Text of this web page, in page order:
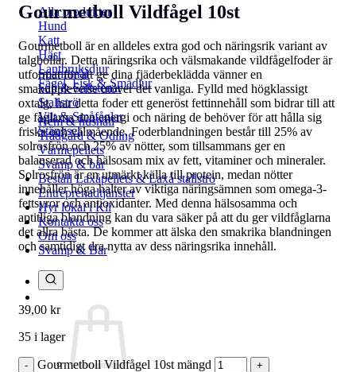
Alla produkter
Hund
Katt
Häst
Lantbruksdjur
Fågel, Fisk & Smådjur
Spannmål
Salt & Saltstenar
Stallströ
Vilt & Småfåglar
Stängsel
Hem & hushåll
Trädgård & Odling
Värmepellets
Svamp & bär
Beställ Laxåpellets & Laxå stallströ
Entreprenadtjänster
Hyr lokal i Kil
Kontakta oss
Om oss
Svamp & Bär
Gourmetboll Vildfågel 10st
Gourmetboll är en alldeles extra god och näringsrik variant av
talgbollar. Detta näringsrika och välsmakande vildfågelfoder är
utformat för att ge dina fjäderbeklädda vänner en
smakupplevelse utöver det vanliga. Fylld med högklassigt
oxtalg, har detta foder ett generöst fettinnehåll som bidrar till att
ge fåglarna den energi och näring de behöver för att hålla sig
friska och välmående. Foderblandningen består till 25% av
solrosfrön och 25% av nötter, som tillsammans ger en
balanserad och hälsosam mix av fett, vitaminer och mineraler.
Solrosfrön är en utmärkt källa till protein, medan nötter
innehåller höga halter av viktiga näringsämnen som omega-3-
fettsyror och antioxidanter. Med denna hälsosamma och
aptitliga blandning kan du vara säker på att du ger vildfåglarna
det allra bästa. De kommer att älska den smakrika blandningen
och samtidigt dra nytta av dess näringsrika innehåll.
39,00 kr
35 i lager
Gourmetboll Vildfågel 10st mängd